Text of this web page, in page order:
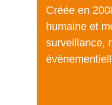
Créée en
humaine et
surveillance,